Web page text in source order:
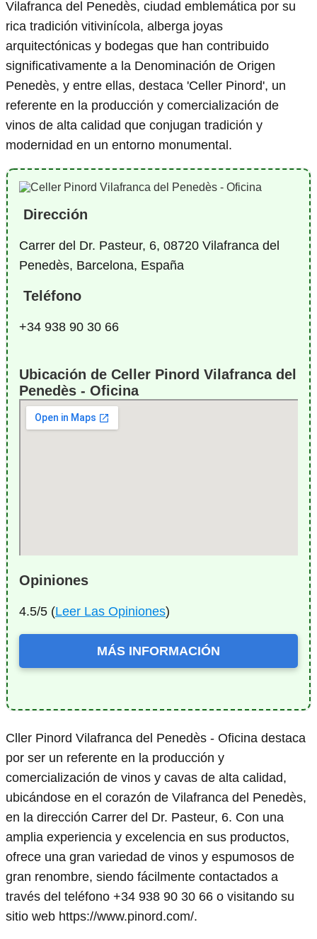
Vilafranca del Penedès, ciudad emblemática por su
rica tradición vitivinícola, alberga joyas
arquitectónicas y bodegas que han contribuido
significativamente a la Denominación de Origen
Penedès, y entre ellas, destaca 'Celler Pinord', un
referente en la producción y comercialización de
vinos de alta calidad que conjugan tradición y
modernidad en un entorno monumental.
Dirección
Carrer del Dr. Pasteur, 6, 08720 Vilafranca del
Penedès, Barcelona, España
Teléfono
+34 938 90 30 66
Ubicación de Celler Pinord Vilafranca del
Penedès - Oficina
Opiniones
4.5/5 (Leer Las Opiniones)
MÁS INFORMACIÓN
Cller Pinord Vilafranca del Penedès - Oficina destaca
por ser un referente en la producción y
comercialización de vinos y cavas de alta calidad,
ubicándose en el corazón de Vilafranca del Penedès,
en la dirección Carrer del Dr. Pasteur, 6. Con una
amplia experiencia y excelencia en sus productos,
ofrece una gran variedad de vinos y espumosos de
gran renombre, siendo fácilmente contactados a
través del teléfono +34 938 90 30 66 o visitando su
sitio web https://www.pinord.com/.